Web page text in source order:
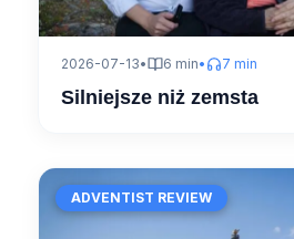
2026-07-13• 6 min• 7 min
Silniejsze niż zemsta
ADVENTIST REVIEW